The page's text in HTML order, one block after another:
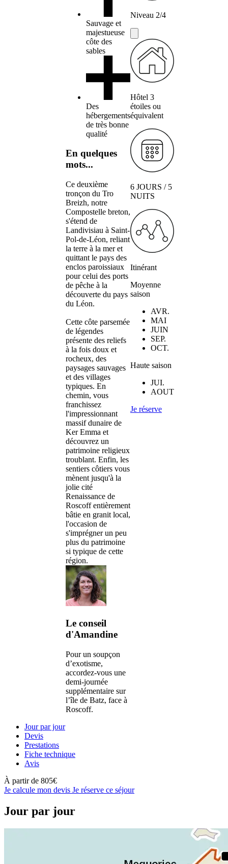
Sauvage et
majestueuse
côte des
sables
Des
hébergements
de très bonne
qualité
En quelques
mots...
Ce deuxième
tronçon du Tro
Breizh, notre
Compostelle breton,
s'étend de
Landivisiau à Saint-
Pol-de-Léon, reliant
la terre à la mer et
quittant le pays des
enclos paroissiaux
pour celui des ports
de pêche à la
découverte du pays
du Léon.
Cette côte parsemée
de légendes
présente des reliefs
à la fois doux et
rocheux, des
paysages sauvages
et des villages
typiques. En
chemin, vous
franchissez
l'impressionnant
massif dunaire de
Ker Emma et
découvrez un
patrimoine religieux
troublant. Enfin, les
sentiers côtiers vous
mènent jusqu'à la
jolie cité
Renaissance de
Roscoff entièrement
bâtie en granit local,
l'occasion de
s'imprégner un peu
plus du patrimoine
si typique de cette
région.
Le conseil
d'Amandine
Pour un soupçon
d’exotisme,
accordez-vous une
demi-journée
supplémentaire sur
l’île de Batz, face à
Roscoff.
Niveau 2/4
Hôtel 3
étoiles ou
équivalent
6 JOURS / 5
NUITS
Itinérant
Moyenne
saison
AVR.
MAI
JUIN
SEP.
OCT.
Haute saison
JUI.
AOUT
Je réserve
Jour par jour
Devis
Prestations
Fiche technique
Avis
À partir de 805€
Je calcule mon devis Je réserve ce séjour
Jour par jour